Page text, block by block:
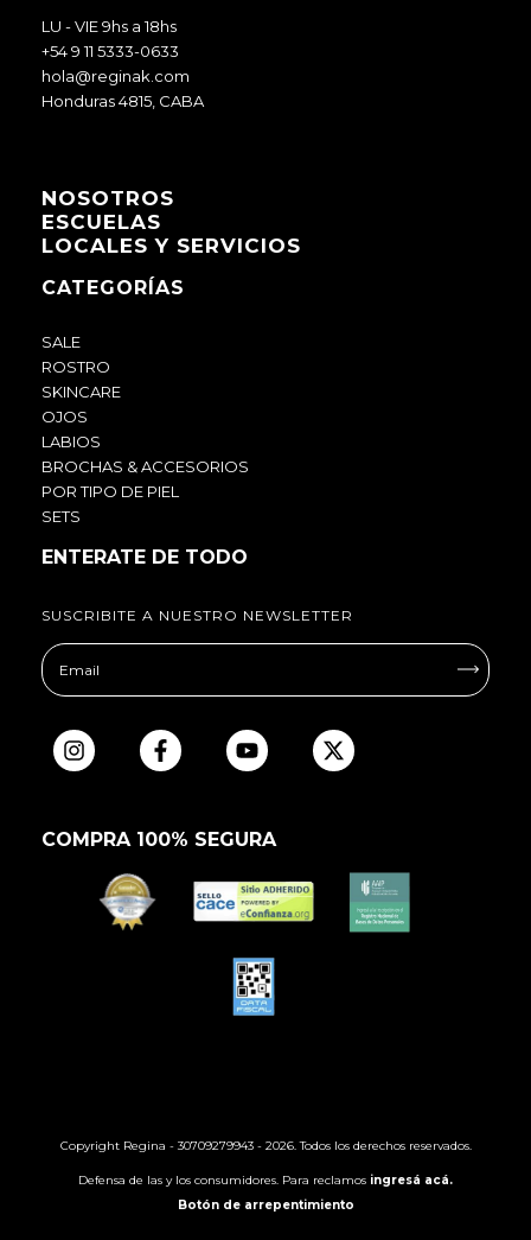
LU - VIE 9hs a 18hs
+54 9 11 5333-0633
hola@reginak.com
Honduras 4815, CABA
NOSOTROS
ESCUELAS
LOCALES Y SERVICIOS
CATEGORÍAS
SALE
ROSTRO
SKINCARE
OJOS
LABIOS
BROCHAS & ACCESORIOS
POR TIPO DE PIEL
SETS
ENTERATE DE TODO
SUSCRIBITE A NUESTRO NEWSLETTER
COMPRA 100% SEGURA
Copyright Regina - 30709279943 - 2026. Todos los derechos reservados.
Defensa de las y los consumidores. Para reclamos ingresá acá.
Botón de arrepentimiento